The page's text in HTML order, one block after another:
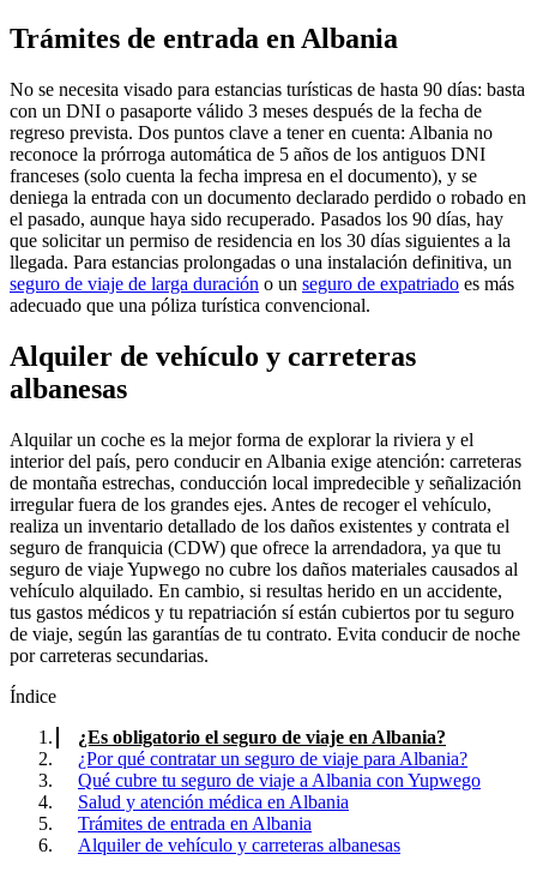
Trámites de entrada en Albania
No se necesita visado para estancias turísticas de hasta 90 días: basta
con un DNI o pasaporte válido 3 meses después de la fecha de
regreso prevista. Dos puntos clave a tener en cuenta: Albania no
reconoce la prórroga automática de 5 años de los antiguos DNI
franceses (solo cuenta la fecha impresa en el documento), y se
deniega la entrada con un documento declarado perdido o robado en
el pasado, aunque haya sido recuperado. Pasados los 90 días, hay
que solicitar un permiso de residencia en los 30 días siguientes a la
llegada. Para estancias prolongadas o una instalación definitiva, un
seguro de viaje de larga duración o un seguro de expatriado es más
adecuado que una póliza turística convencional.
Alquiler de vehículo y carreteras
albanesas
Alquilar un coche es la mejor forma de explorar la riviera y el
interior del país, pero conducir en Albania exige atención: carreteras
de montaña estrechas, conducción local impredecible y señalización
irregular fuera de los grandes ejes. Antes de recoger el vehículo,
realiza un inventario detallado de los daños existentes y contrata el
seguro de franquicia (CDW) que ofrece la arrendadora, ya que tu
seguro de viaje Yupwego no cubre los daños materiales causados al
vehículo alquilado. En cambio, si resultas herido en un accidente,
tus gastos médicos y tu repatriación sí están cubiertos por tu seguro
de viaje, según las garantías de tu contrato. Evita conducir de noche
por carreteras secundarias.
Índice
¿Es obligatorio el seguro de viaje en Albania?
¿Por qué contratar un seguro de viaje para Albania?
Qué cubre tu seguro de viaje a Albania con Yupwego
Salud y atención médica en Albania
Trámites de entrada en Albania
Alquiler de vehículo y carreteras albanesas